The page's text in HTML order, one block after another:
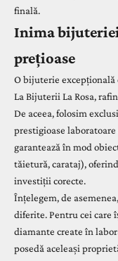
finală.
Inima
prețioase
O bijuterie
La Bijuterii La Rosa,
De aceea, folosim
prestigioase
garantează în mod
tăietură, carataj),
investiții corecte.
Înțelegem, de
diferite. Pentru cei care
diamante create în
posedă aceleași